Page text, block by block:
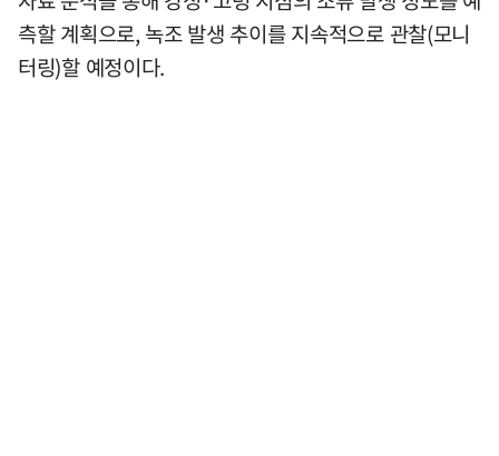
측할 계획으로, 녹조 발생 추이를 지속적으로 관찰(모니
터링)할 예정이다.